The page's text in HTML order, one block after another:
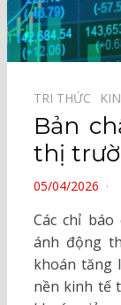
TRI THỨC⠀
Bản
thị
POSTED
05/04/2026
Các chỉ
ánh động
khoán tăng
nền kinh tế